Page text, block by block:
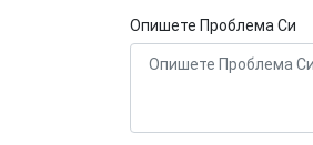
Опишете Проблема Си